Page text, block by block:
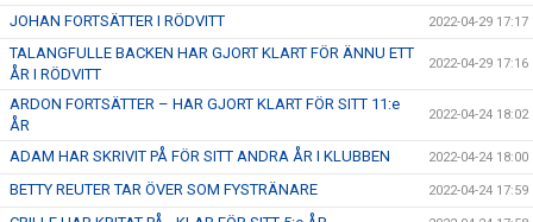
JOHAN FORTSÄTTER I RÖDVITT 2022-04-29 17:17
TALANGFULLE BACKEN HAR GJORT KLART FÖR ÄNNU ETT
ÅR I RÖDVITT
2022-04-29 17:16
ARDON FORTSÄTTER – HAR GJORT KLART FÖR SITT 11:e
ÅR
2022-04-24 18:02
ADAM HAR SKRIVIT PÅ FÖR SITT ANDRA ÅR I KLUBBEN 2022-04-24 18:00
BETTY REUTER TAR ÖVER SOM FYSTRÄNARE 2022-04-24 17:59